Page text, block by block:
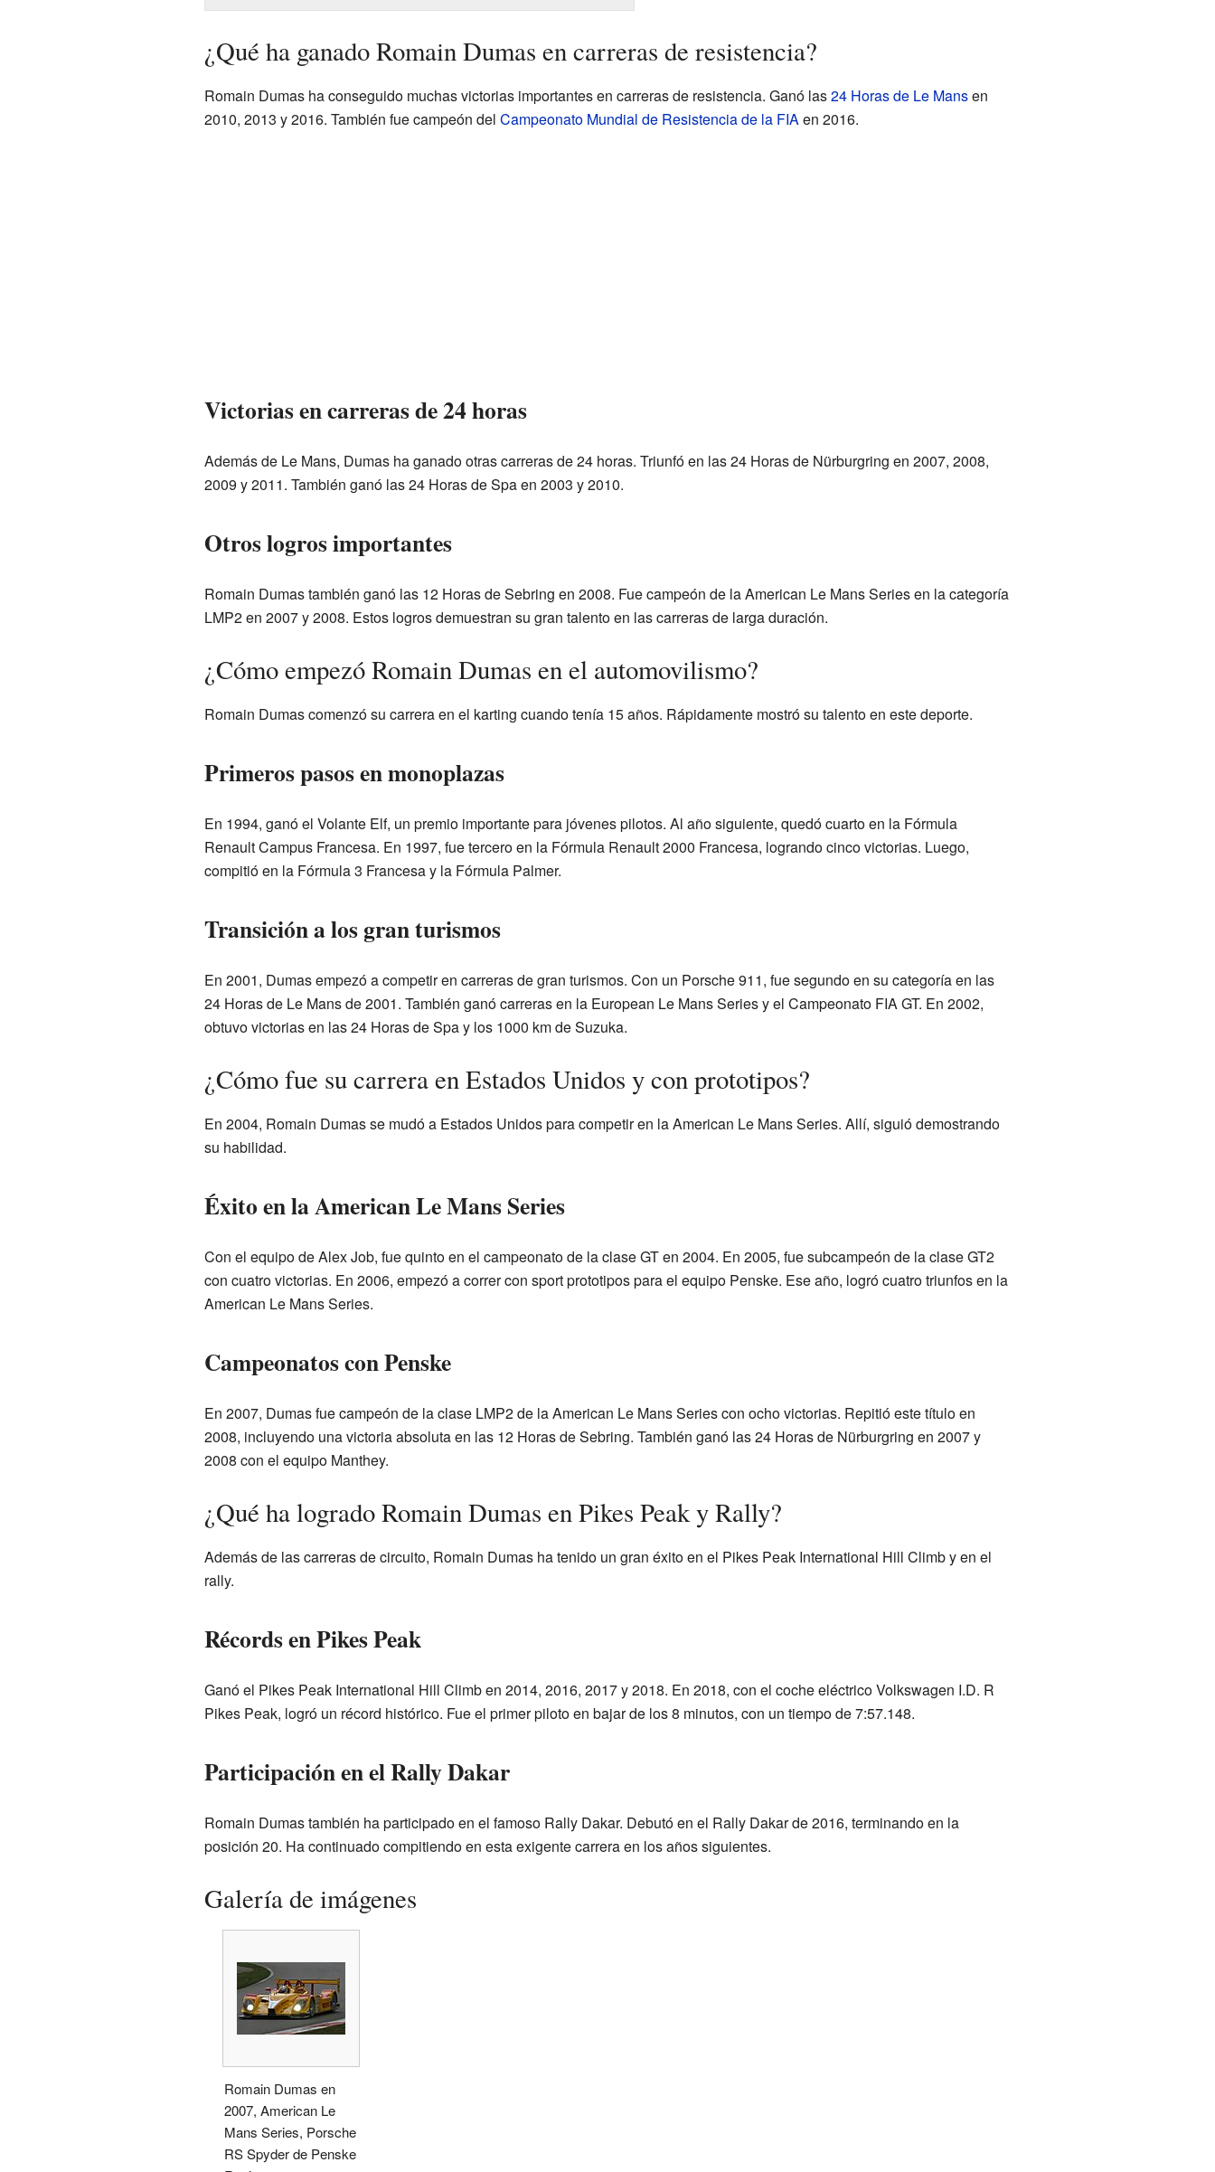
¿Qué ha ganado Romain Dumas en carreras de resistencia?
Romain Dumas ha conseguido muchas victorias importantes en carreras de resistencia. Ganó las24 Horas de Le Mansen
2010, 2013 y 2016. También fue campeón del Campeonato Mundial de Resistencia de la FIAen 2016.
Victorias en carreras de 24 horas
Además de Le Mans, Dumas ha ganado otras carreras de 24 horas. Triunfó en las 24 Horas de Nürburgring en 2007, 2008,
2009 y 2011. También ganó las 24 Horas de Spa en 2003 y 2010.
Otros logros importantes
Romain Dumas también ganó las 12 Horas de Sebring en 2008. Fue campeón de la American Le Mans Series en la categoría
LMP2 en 2007 y 2008. Estos logros demuestran su gran talento en las carreras de larga duración.
¿Cómo empezó Romain Dumas en el automovilismo?
Romain Dumas comenzó su carrera en el karting cuando tenía 15 años. Rápidamente mostró su talento en este deporte.
Primeros pasos en monoplazas
En 1994, ganó el Volante Elf, un premio importante para jóvenes pilotos. Al año siguiente, quedó cuarto en la Fórmula
Renault Campus Francesa. En 1997, fue tercero en la Fórmula Renault 2000 Francesa, logrando cinco victorias. Luego,
compitió en la Fórmula 3 Francesa y la Fórmula Palmer.
Transición a los gran turismos
En 2001, Dumas empezó a competir en carreras de gran turismos. Con un Porsche 911, fue segundo en su categoría en las
24 Horas de Le Mans de 2001. También ganó carreras en la European Le Mans Series y el Campeonato FIA GT. En 2002,
obtuvo victorias en las 24 Horas de Spa y los 1000 km de Suzuka.
¿Cómo fue su carrera en Estados Unidos y con prototipos?
En 2004, Romain Dumas se mudó a Estados Unidos para competir en la American Le Mans Series. Allí, siguió demostrando
su habilidad.
Éxito en la American Le Mans Series
Con el equipo de Alex Job, fue quinto en el campeonato de la clase GT en 2004. En 2005, fue subcampeón de la clase GT2
con cuatro victorias. En 2006, empezó a correr con sport prototipos para el equipo Penske. Ese año, logró cuatro triunfos en la
American Le Mans Series.
Campeonatos con Penske
En 2007, Dumas fue campeón de la clase LMP2 de la American Le Mans Series con ocho victorias. Repitió este título en
2008, incluyendo una victoria absoluta en las 12 Horas de Sebring. También ganó las 24 Horas de Nürburgring en 2007 y
2008 con el equipo Manthey.
¿Qué ha logrado Romain Dumas en Pikes Peak y Rally?
Además de las carreras de circuito, Romain Dumas ha tenido un gran éxito en el Pikes Peak International Hill Climb y en el
rally.
Récords en Pikes Peak
Ganó el Pikes Peak International Hill Climb en 2014, 2016, 2017 y 2018. En 2018, con el coche eléctrico Volkswagen I.D. R
Pikes Peak, logró un récord histórico. Fue el primer piloto en bajar de los 8 minutos, con un tiempo de 7:57.148.
Participación en el Rally Dakar
Romain Dumas también ha participado en el famoso Rally Dakar. Debutó en el Rally Dakar de 2016, terminando en la
posición 20. Ha continuado compitiendo en esta exigente carrera en los años siguientes.
Galería de imágenes
Romain Dumas en
2007, American Le
Mans Series, Porsche
RS Spyder de Penske